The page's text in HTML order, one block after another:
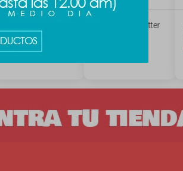
1.2lts - negro
$ 789
Jarro Harry Potter